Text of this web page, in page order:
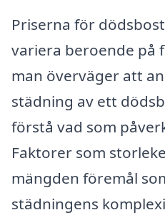
Priserna för
variera beroende på
man överväger att
städning av ett
förstå vad som
Faktorer som
mängden föremål
städningens